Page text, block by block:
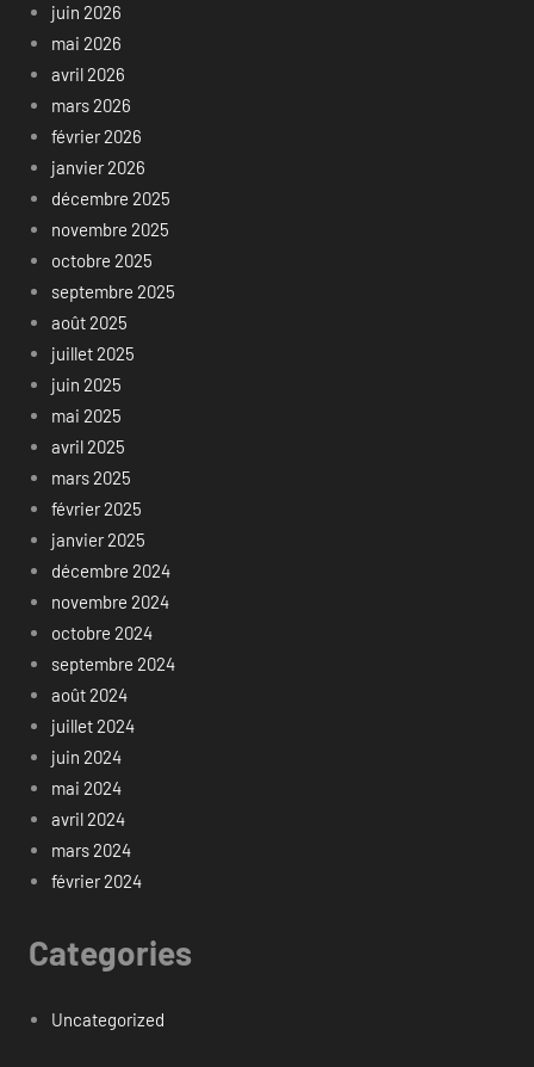
juin 2026
mai 2026
avril 2026
mars 2026
février 2026
janvier 2026
décembre 2025
novembre 2025
octobre 2025
septembre 2025
août 2025
juillet 2025
juin 2025
mai 2025
avril 2025
mars 2025
février 2025
janvier 2025
décembre 2024
novembre 2024
octobre 2024
septembre 2024
août 2024
juillet 2024
juin 2024
mai 2024
avril 2024
mars 2024
février 2024
Categories
Uncategorized